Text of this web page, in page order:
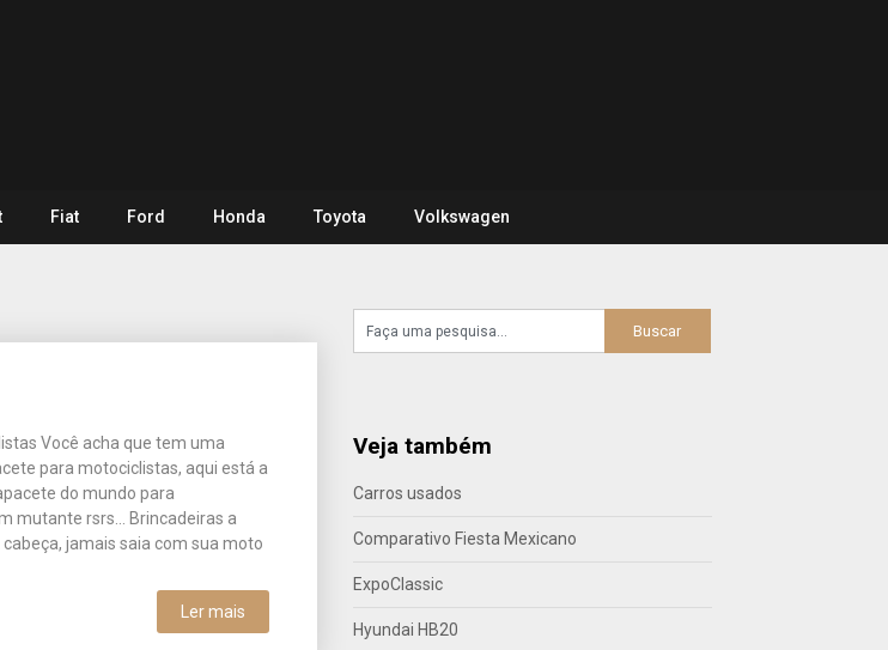
Fiat Ford Honda Toyota Volkswagen
Você acha que tem uma
para motociclistas, aqui está a
do mundo para
mutante rsrs… Brincadeiras a
jamais saia com sua moto
Ler mais
Veja também
Carros usados
Comparativo Fiesta Mexicano
ExpoClassic
Hyundai HB20